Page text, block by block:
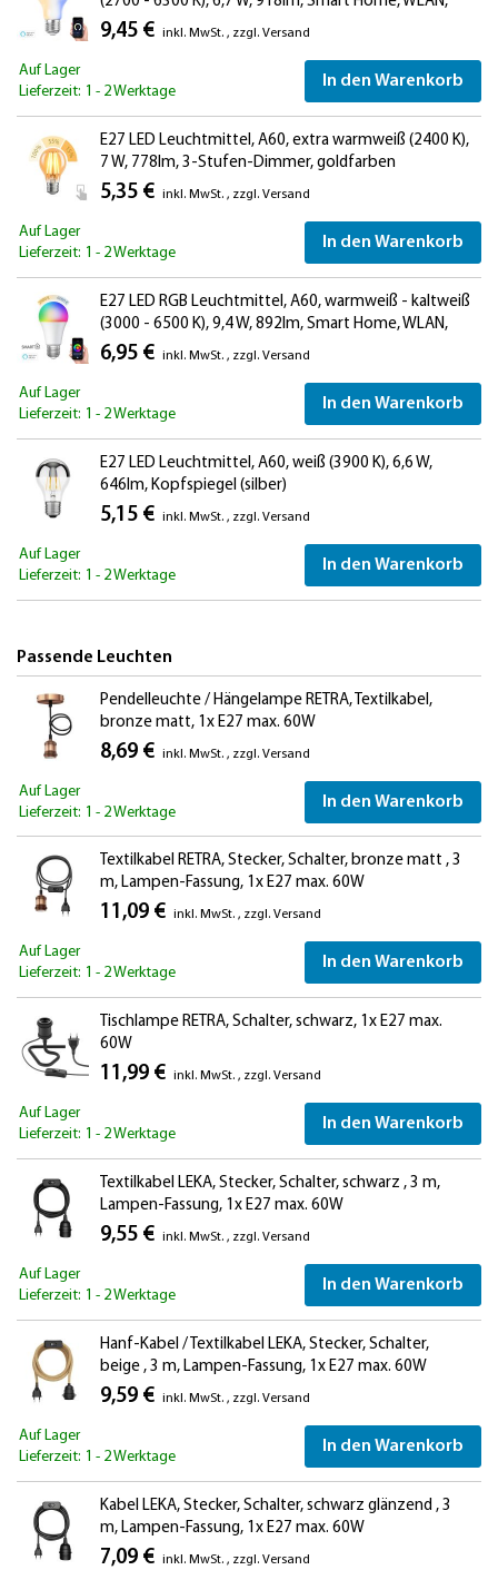
Alexa, Milchglas
9,45 € inkl. MwSt. , zzgl. Versand
Auf Lager
Lieferzeit: 1 - 2 Werktage
In den Warenkorb
E27 LED Leuchtmittel, A60, extra warmweiß (2400 K),
7 W, 778lm, 3-Stufen-Dimmer, goldfarben
5,35 € inkl. MwSt. , zzgl. Versand
Auf Lager
Lieferzeit: 1 - 2 Werktage
In den Warenkorb
E27 LED RGB Leuchtmittel, A60, warmweiß - kaltweiß
(3000 - 6500 K), 9,4 W, 892lm, Smart Home, WLAN,
Alexa, matt
6,95 € inkl. MwSt. , zzgl. Versand
Auf Lager
Lieferzeit: 1 - 2 Werktage
In den Warenkorb
E27 LED Leuchtmittel, A60, weiß (3900 K), 6,6 W,
646lm, Kopfspiegel (silber)
5,15 € inkl. MwSt. , zzgl. Versand
Auf Lager
Lieferzeit: 1 - 2 Werktage
In den Warenkorb
Passende Leuchten
Pendelleuchte / Hängelampe RETRA, Textilkabel,
bronze matt, 1x E27 max. 60W
8,69 € inkl. MwSt. , zzgl. Versand
Auf Lager
Lieferzeit: 1 - 2 Werktage
In den Warenkorb
Textilkabel RETRA, Stecker, Schalter, bronze matt , 3
m, Lampen-Fassung, 1x E27 max. 60W
11,09 € inkl. MwSt. , zzgl. Versand
Auf Lager
Lieferzeit: 1 - 2 Werktage
In den Warenkorb
Tischlampe RETRA, Schalter, schwarz, 1x E27 max.
60W
11,99 € inkl. MwSt. , zzgl. Versand
Auf Lager
Lieferzeit: 1 - 2 Werktage
In den Warenkorb
Textilkabel LEKA, Stecker, Schalter, schwarz , 3 m,
Lampen-Fassung, 1x E27 max. 60W
9,55 € inkl. MwSt. , zzgl. Versand
Auf Lager
Lieferzeit: 1 - 2 Werktage
In den Warenkorb
Hanf-Kabel / Textilkabel LEKA, Stecker, Schalter,
beige , 3 m, Lampen-Fassung, 1x E27 max. 60W
9,59 € inkl. MwSt. , zzgl. Versand
Auf Lager
Lieferzeit: 1 - 2 Werktage
In den Warenkorb
Kabel LEKA, Stecker, Schalter, schwarz glänzend , 3
m, Lampen-Fassung, 1x E27 max. 60W
7,09 € inkl. MwSt. , zzgl. Versand